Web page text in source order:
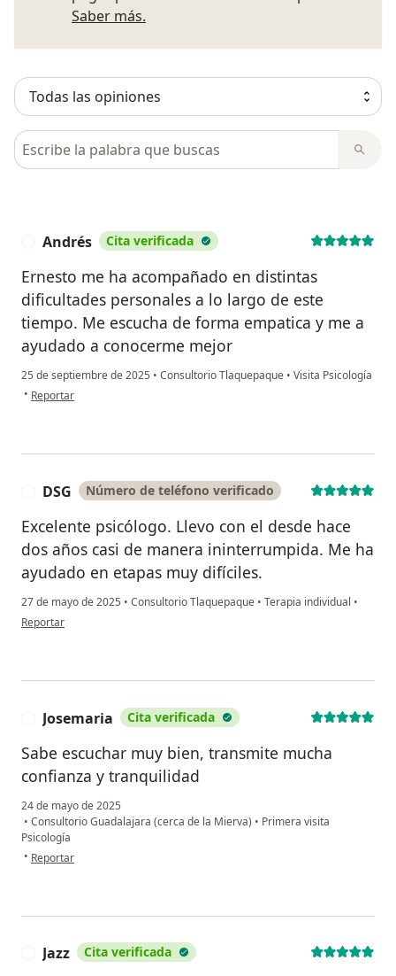
Saber más.
Busca en opiniones
Andrés Cita verificada
Ernesto me ha acompañado en distintas
dificultades personales a lo largo de este
tiempo. Me escucha de forma empatica y me a
ayudado a conocerme mejor
25 de septiembre de 2025 • Consultorio Tlaquepaque • Visita Psicología
• en opinión del usuario Andrés
Reportar
DSG Número de teléfono verificado
Excelente psicólogo. Llevo con el desde hace
dos años casi de manera ininterrumpida. Me ha
ayudado en etapas muy difíciles.
27 de mayo de 2025 • Consultorio Tlaquepaque • Terapia individual •
en opinión del usuario DSG
Reportar
Josemaria Cita verificada
Sabe escuchar muy bien, transmite mucha
confianza y tranquilidad
24 de mayo de 2025
• Consultorio Guadalajara (cerca de la Mierva) • Primera visita
Psicología
• en opinión del usuario Josemaria
Reportar
Jazz Cita verificada